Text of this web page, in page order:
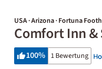
USA · Arizona · Fortuna
Comfort Inn &
100% 1 Bewertung